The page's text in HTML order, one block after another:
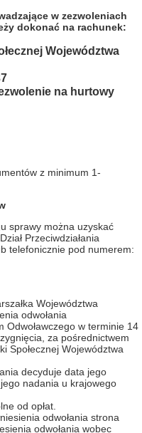
w zezwoleniach
dokonać na rachunek:
Województwa
na hurtowy
z minimum 1-
sprawy można uzyskać
Przeciwdziałania
telefonicznie pod numerem:
Województwa
odwołania
Odwoławczego w terminie 14
za pośrednictwem
Społecznej Województwa
decyduje data jego
nadania u krajowego
od opłat.
odwołania strona
odwołania wobec